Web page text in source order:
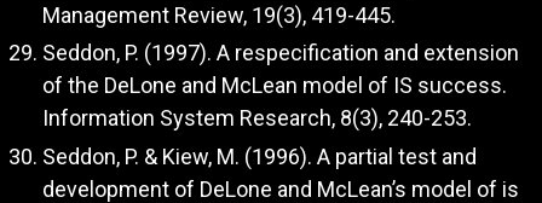
Management Review, 19(3), 419-445.
Seddon, P. (1997). A respecification and extension
of the DeLone and McLean model of IS success.
Information System Research, 8(3), 240-253.
Seddon, P. & Kiew, M. (1996). A partial test and
development of DeLone and McLean’s model of is